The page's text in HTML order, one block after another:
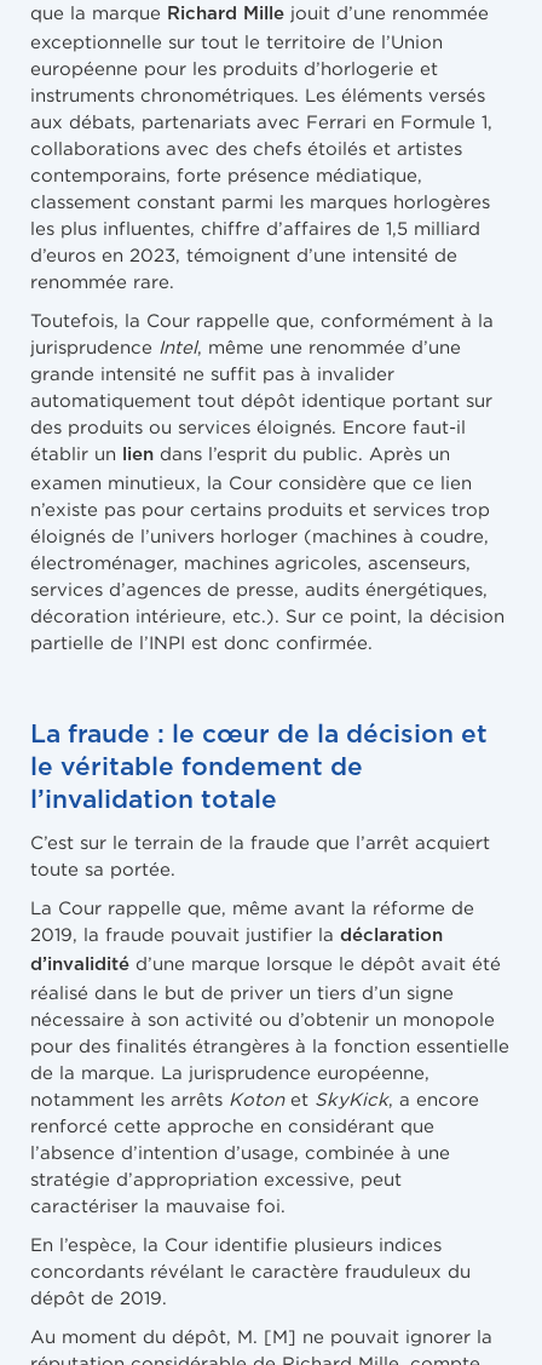
que la marque Richard Mille jouit d’une renommée
exceptionnelle sur tout le territoire de l’Union
européenne pour les produits d’horlogerie et
instruments chronométriques. Les éléments versés
aux débats, partenariats avec Ferrari en Formule 1,
collaborations avec des chefs étoilés et artistes
contemporains, forte présence médiatique,
classement constant parmi les marques horlogères
les plus influentes, chiffre d’affaires de 1,5 milliard
d’euros en 2023, témoignent d’une intensité de
renommée rare.
Toutefois, la Cour rappelle que, conformément à la
jurisprudence Intel, même une renommée d’une
grande intensité ne suffit pas à invalider
automatiquement tout dépôt identique portant sur
des produits ou services éloignés. Encore faut-il
établir un
lien dans l’esprit du public. Après un
examen minutieux, la Cour considère que ce lien
n’existe pas pour certains produits et services trop
éloignés de l’univers horloger (machines à coudre,
électroménager, machines agricoles, ascenseurs,
services d’agences de presse, audits énergétiques,
décoration intérieure, etc.). Sur ce point, la décision
partielle de l’INPI est donc confirmée.
La fraude : le cœur de la décision et
le véritable fondement de
l’invalidation totale
C’est sur le terrain de la fraude que l’arrêt acquiert
toute sa portée.
La Cour rappelle que, même avant la réforme de
2019, la fraude pouvait justifier la déclaration
d’invalidité d’une marque lorsque le dépôt avait été
réalisé dans le but de priver un tiers d’un signe
nécessaire à son activité ou d’obtenir un monopole
pour des finalités étrangères à la fonction essentielle
de la marque. La jurisprudence européenne,
notamment les arrêts Kotonet SkyKick, a encore
renforcé cette approche en considérant que
l’absence d’intention d’usage, combinée à une
stratégie d’appropriation excessive, peut
caractériser la mauvaise foi.
En l’espèce, la Cour identifie plusieurs indices
concordants révélant le caractère frauduleux du
dépôt de 2019.
Au moment du dépôt, M. [M] ne pouvait ignorer la